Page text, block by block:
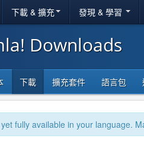
下載 & 擴充 發現 & 學習
Downloads
下載 擴充套件 語言包
fully available in your language.